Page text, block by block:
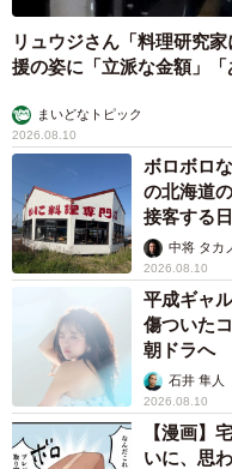
リュウジさん「料理研究
援の姿に「立派な金額」「
まいどなトピック
2026.08.10
ボロボロ
の北海道
接客する
中将 タカ
2026.08.10
平成ギャ
傷ついた
朝ドラへ
石井 隼人
2026.08.10
【漫画】
いに、思